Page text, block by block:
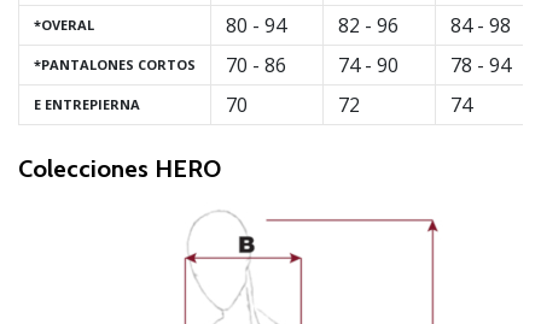
embajador
Weplayhandball!
¿Te
consideras
jugón?
*OVERAL
*PANTALONES CORTOS
E ENTREPIERNA
80 - 94
70 - 86
70
82 - 96
74 - 90
72
84 - 98
78 - 94
74
Colecciones HERO